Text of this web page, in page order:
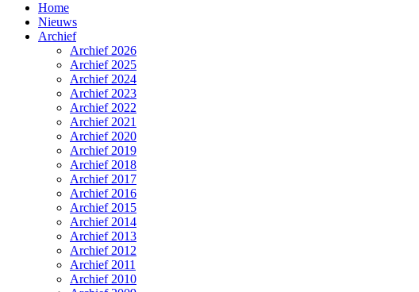
Home
Nieuws
Archief
Archief 2026
Archief 2025
Archief 2024
Archief 2023
Archief 2022
Archief 2021
Archief 2020
Archief 2019
Archief 2018
Archief 2017
Archief 2016
Archief 2015
Archief 2014
Archief 2013
Archief 2012
Archief 2011
Archief 2010